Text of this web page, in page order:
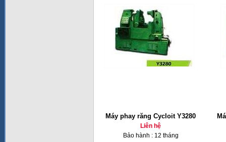
Máy phay răng Cycloit Y3280
Liên hệ
Bảo hành : 12 tháng